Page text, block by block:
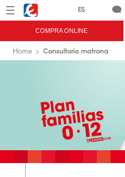
Menú Eroski
COMPRA ONLINE
Home Consultorio matrona